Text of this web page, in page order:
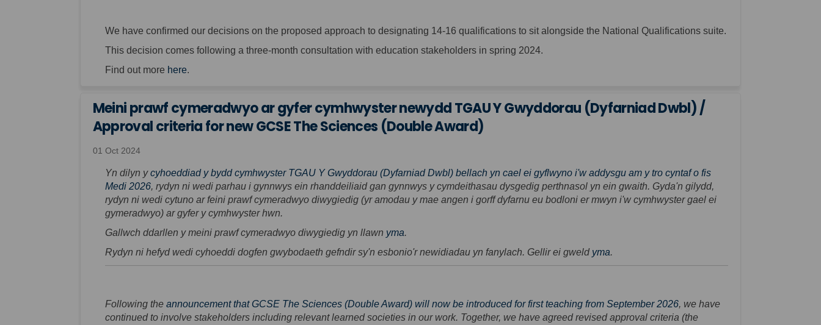
We have confirmed our decisions on the proposed approach to designating 14-16 qualifications to sit alongside the National Qualifications suite.
This decision comes following a three-month consultation with education stakeholders in spring 2024.
Find out more here.
Meini prawf cymeradwyo ar gyfer cymhwyster newydd TGAU Y Gwyddorau (Dyfarniad Dwbl) /
Approval criteria for new GCSE The Sciences (Double Award)
01 Oct 2024
Yn dilyn ycyhoeddiad y bydd cymhwyster TGAU Y Gwyddorau (Dyfarniad Dwbl) bellach yn cael ei gyflwyno i'w addysgu am y tro cyntaf o fis
Medi 2026, rydyn ni wedi parhau i gynnwys ein rhanddeiliaid gan gynnwys y cymdeithasau dysgedig perthnasol yn ein gwaith. Gyda'n gilydd,
rydyn ni wedi cytuno ar feini prawf cymeradwyo diwygiedig (yr amodau y mae angen i gorff dyfarnu eu bodloni er mwyn i'w cymhwyster gael ei
gymeradwyo) ar gyfer y cymhwyster hwn.
Gallwch ddarllen y meini prawf cymeradwyo diwygiedig yn llawn yma(External link)
.
Rydyn ni hefyd wedi cyhoeddi dogfen gwybodaeth gefndir sy'n esbonio'r newidiadau yn fanylach. Gellir ei gweld yma(External link)
.
Following the announcement that GCSE The Sciences (Double Award) will now be introduced for first teaching from September 2026, we have
continued to involve stakeholders including relevant learned societies in our work. Together, we have agreed revised approval criteria (the